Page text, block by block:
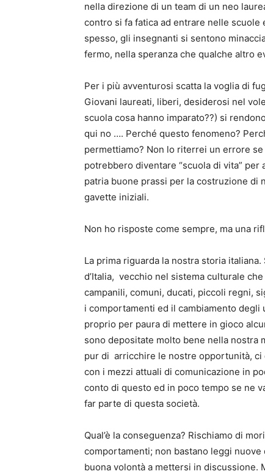
nella direzione di un team di un neo
contro si fa fatica ad entrare nelle
spesso, gli insegnanti si sentono
fermo, nella speranza che qualche altro
Per i più avventurosi scatta la voglia di
Giovani laureati, liberi, desiderosi nel
scuola cosa hanno imparato??) si
qui no …. Perché questo fenomeno?
permettiamo? Non lo riterrei un errore
potrebbero diventare “scuola di vita”
patria buone prassi per la costruzione di
gavette iniziali.
Non ho risposte come sempre, ma una
La prima riguarda la nostra storia
d’Italia, vecchio nel sistema culturale
campanili, comuni, ducati, piccoli regni,
i comportamenti ed il cambiamento
proprio per paura di mettere in gioco
sono depositate molto bene nella nostra
pur di arricchire le nostre opportunità, ci
con i mezzi attuali di comunicazione in
conto di questo ed in poco tempo se ne
far parte di questa società.
Qual’è la conseguenza? Rischiamo di
comportamenti; non bastano leggi
buona volontà a mettersi in discussione.